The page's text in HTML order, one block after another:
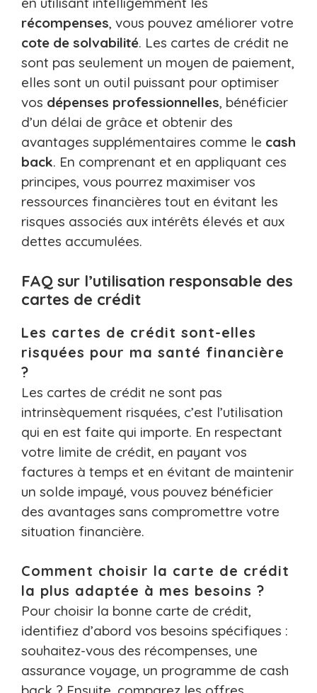
récompenses, vous pouvez améliorer votre
cote de solvabilité. Les cartes de crédit ne
sont pas seulement un moyen de paiement,
elles sont un outil puissant pour optimiser
vos dépenses professionnelles, bénéficier
d’un délai de grâce et obtenir des
avantages supplémentaires comme le cash
back. En comprenant et en appliquant ces
principes, vous pourrez maximiser vos
ressources financières tout en évitant les
risques associés aux intérêts élevés et aux
dettes accumulées.
FAQ sur l’utilisation responsable des
cartes de crédit
Les cartes de crédit sont-elles
risquées pour ma santé financière
?
Les cartes de crédit ne sont pas
intrinsèquement risquées, c’est l’utilisation
qui en est faite qui importe. En respectant
votre limite de crédit, en payant vos
factures à temps et en évitant de maintenir
un solde impayé, vous pouvez bénéficier
des avantages sans compromettre votre
situation financière.
Comment choisir la carte de crédit
la plus adaptée à mes besoins ?
Pour choisir la bonne carte de crédit,
identifiez d’abord vos besoins spécifiques :
souhaitez-vous des récompenses, une
assurance voyage, un programme de cash